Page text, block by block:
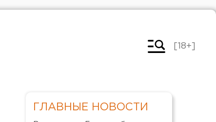
[18+]
ГЛАВНЫЕ НОВОСТИ